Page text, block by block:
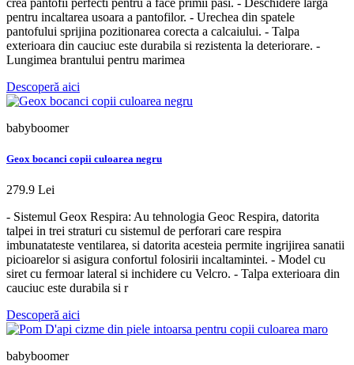
pentru incaltarea usoara a pantofilor. - Urechea din spatele
pantofului sprijina pozitionarea corecta a calcaiului. - Talpa
exterioara din cauciuc este durabila si rezistenta la deteriorare. -
Lungimea brantului pentru marimea
Descoperă aici
babyboomer
Geox bocanci copii culoarea negru
279.9 Lei
- Sistemul Geox Respira: Au tehnologia Geoc Respira, datorita
talpei in trei straturi cu sistemul de perforari care respira
imbunatateste ventilarea, si datorita acesteia permite ingrijirea sanatii
picioarelor si asigura confortul folosirii incaltamintei. - Model cu
siret cu fermoar lateral si inchidere cu Velcro. - Talpa exterioara din
cauciuc este durabila si r
Descoperă aici
babyboomer